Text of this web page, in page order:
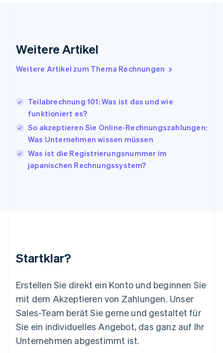
Weitere Artikel
Weitere Artikel zum Thema Rechnungen
Teilabrechnung 101: Was ist das und wie
funktioniert es?
So akzeptieren Sie Online-Rechnungszahlungen:
Was Unternehmen wissen müssen
Was ist die Registrierungsnummer im
japanischen Rechnungssystem?
Startklar?
Erstellen Sie direkt ein Konto und beginnen Sie
mit dem Akzeptieren von Zahlungen. Unser
Sales-Team berät Sie gerne und gestaltet für
Sie ein individuelles Angebot, das ganz auf Ihr
Unternehmen abgestimmt ist.
Italien
Italiano English
Japan
日本語 English
Kroatien
EnglishItaliano
Lettland
Liechtenstein
Deutsch English
Litauen
Español English
Niederlande
NederlandsEnglish
English
Österreich
Deutsch
Polen